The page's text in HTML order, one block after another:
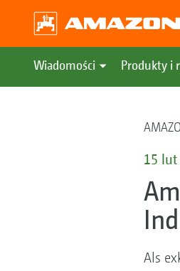
Wiadomości Produkty i
15 lut
Als